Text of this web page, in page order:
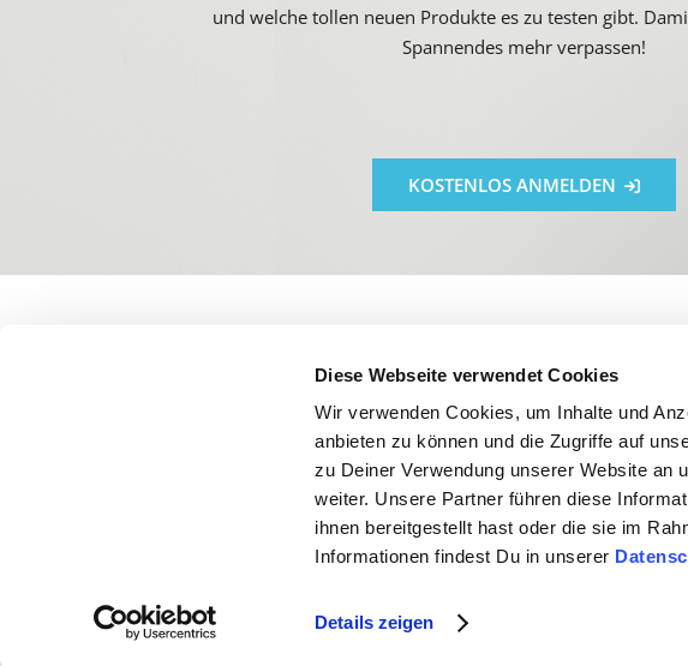
Diese Webseite verwendet Cookies
Wir verwenden Cookies, um Inhalte und
anbieten zu können und die Zugriffe auf
zu Deiner Verwendung unserer Website an
weiter. Unsere Partner führen diese
ihnen bereitgestellt hast oder die sie im
Informationen findest Du in unserer
Details zeigen
und welche tollen neuen Produkte es zu testen gibt.
Spannendes mehr verpassen!
KOSTENLOS ANMELDEN
ALLGEMEINES
FAQs
Für
Kontakt